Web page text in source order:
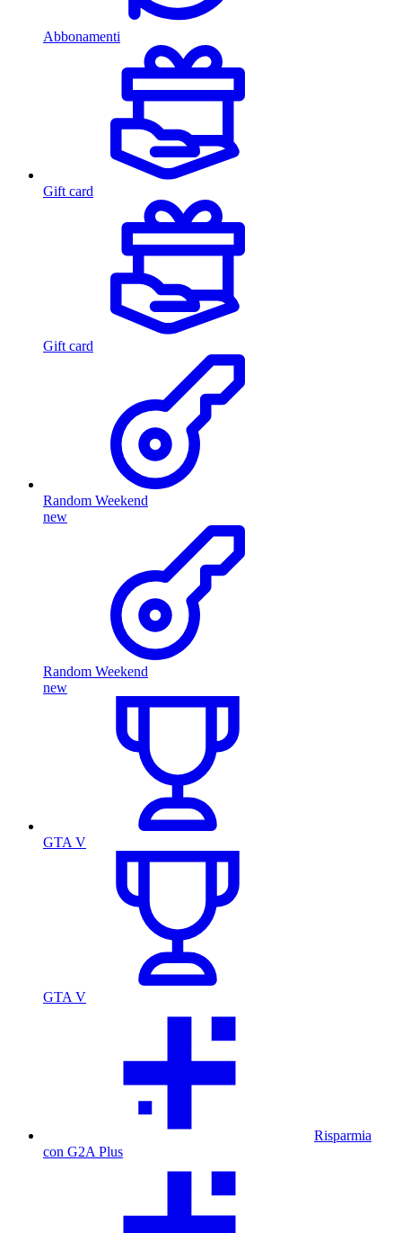
Abbonamenti
Gift card
Gift card
Random Weekend
new
Random Weekend
new
GTA V
GTA V
Risparmia
con G2A Plus